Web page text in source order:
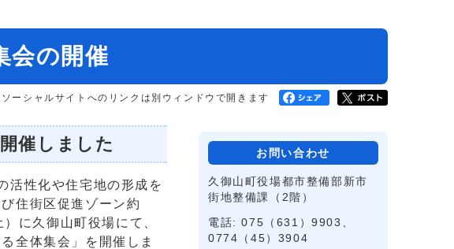
会の開催
ソーシャルサイトへのリンクは別ウィンドウで開きます
催しました
活性化や住宅地の形成を
住街区促進ゾーン約
に久御山町役場にて、
全体集会」を開催しま
お問い合わせ
久御山町役場都市整備部新市
街地整備課（2階）
電話: 075（631）9903、
0774（45）3904